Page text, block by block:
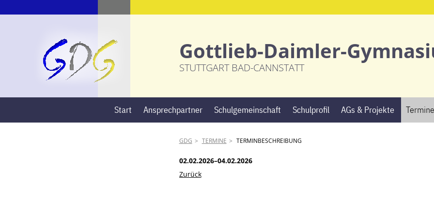
Gottlieb-Daimler-
STUTTGART BAD-CANNSTATT
überspringen
Start Ansprechpartner Schulgemeinschaft Schulprofil AGs & Projekte Termine
GDG TERMINE TERMINBESCHREIBUNG
02.02.2026–04.02.2026
Zurück